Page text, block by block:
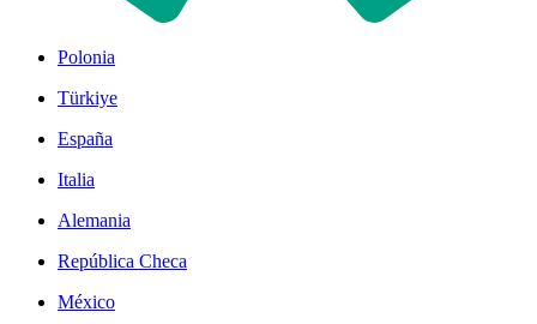
Polonia
Türkiye
España
Italia
Alemania
República Checa
México